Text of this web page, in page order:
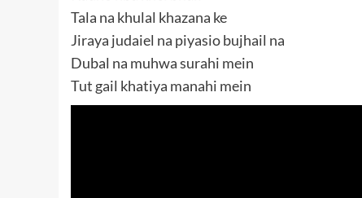
Tala na khulal khazana ke
Jiraya judaiel na piyasio bujhail na
Dubal na muhwa surahi mein
Tut gail khatiya manahi mein